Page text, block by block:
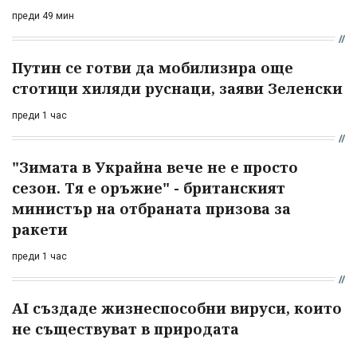
преди 49 мин
Путин се готви да мобилизира още
стотици хиляди руснаци, заяви Зеленски
преди 1 час
"Зимата в Украйна вече не е просто
сезон. Тя е оръжие" - британският
министър на отбраната призова за
ракети
преди 1 час
AI създаде жизнеспособни вируси, които
не съществуват в природата